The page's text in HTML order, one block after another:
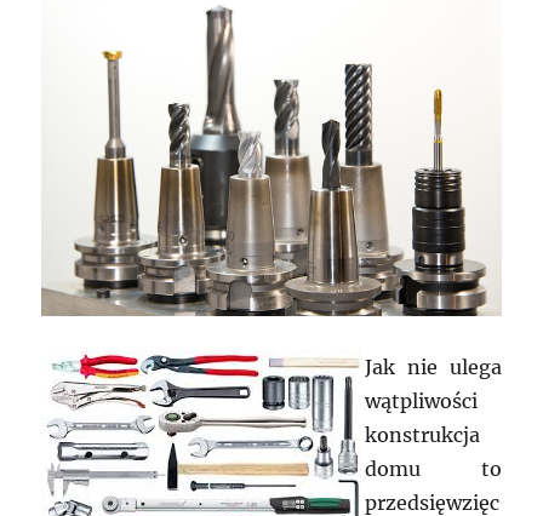
Jak nie ulega
wątpliwości
konstrukcja
domu to
przedsięwzięc